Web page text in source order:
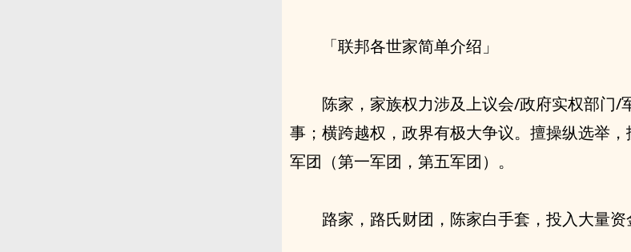
「联邦各世家简单介绍」
陈家，家族权力涉及上议会/政府实权部门/
事；横跨越权，政界有极大争议。擅操纵选举
军团（第一军团，第五军团）。
路家，路氏财团，陈家白手套，投入大量资